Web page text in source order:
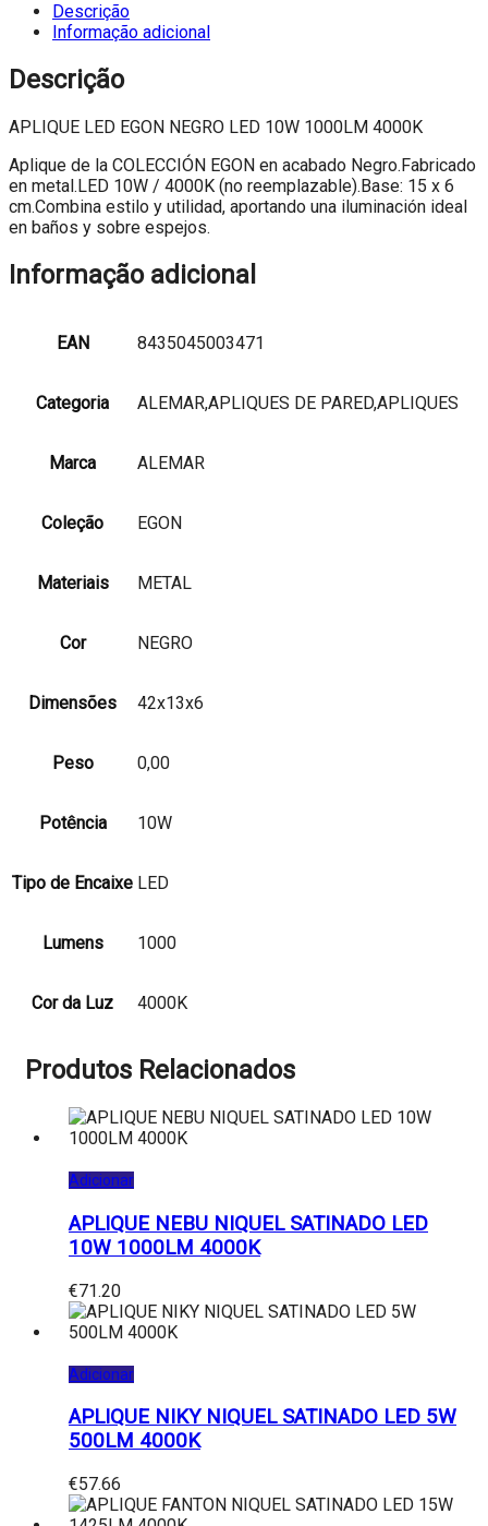
LED
10W
1000LM
4000K
Descrição
Informação adicional
Descrição
APLIQUE LED EGON NEGRO LED 10W 1000LM 4000K
Aplique de la COLECCIÓN EGON en acabado Negro.Fabricado
en metal.LED 10W / 4000K (no reemplazable).Base: 15 x 6
cm.Combina estilo y utilidad, aportando una iluminación ideal
en baños y sobre espejos.
Informação adicional
EAN 8435045003471
Categoria ALEMAR,APLIQUES DE PARED,APLIQUES
Marca ALEMAR
Coleção EGON
Materiais METAL
Cor NEGRO
Dimensões 42x13x6
Peso 0,00
Potência 10W
Tipo de Encaixe LED
Lumens 1000
Cor da Luz 4000K
Produtos Relacionados
Adicionar
APLIQUE NEBU NIQUEL SATINADO LED
10W 1000LM 4000K
€71.20
Adicionar
APLIQUE NIKY NIQUEL SATINADO LED 5W
500LM 4000K
€57.66